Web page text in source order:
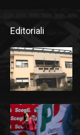
Editoriali